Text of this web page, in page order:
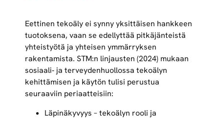
Eettinen tekoäly ei synny yksittäisen hankkeen
tuotoksena, vaan se edellyttää pitkäjänteistä
yhteistyötä ja yhteisen ymmärryksen
rakentamista. STM:n linjausten (2024) mukaan
sosiaali‑ ja terveydenhuollossa tekoälyn
kehittämisen ja käytön tulisi perustua
seuraaviin periaatteisiin:
Läpinäkyvyys – tekoälyn rooli ja